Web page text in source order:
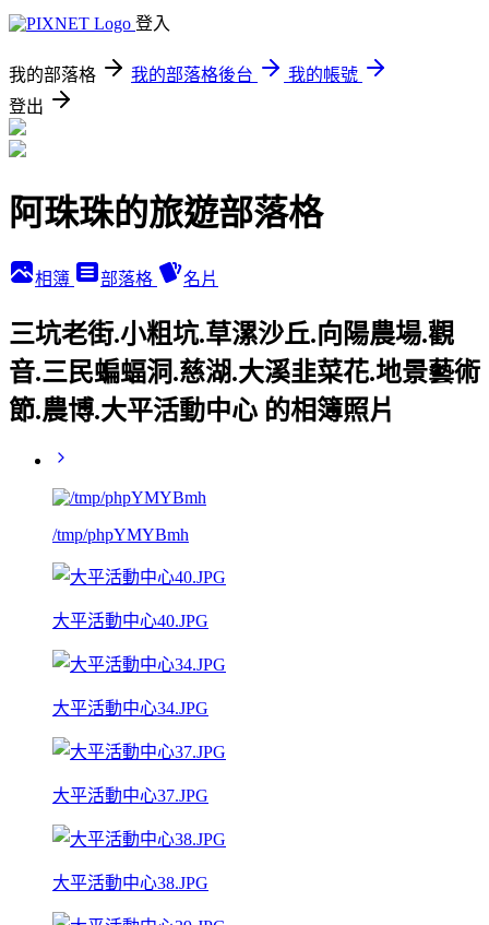
登入
我的部落格 我的部落格後台
我的帳號
登出
阿珠珠的旅遊部落格
相簿 部落格 名片
三坑老街.小粗坑.草漯沙丘.向陽農場.觀
音.三民蝙蝠洞.慈湖.大溪韭菜花.地景藝術
節.農博.大平活動中心 的相簿照片
/tmp/phpYMYBmh
大平活動中心40.JPG
大平活動中心34.JPG
大平活動中心37.JPG
大平活動中心38.JPG